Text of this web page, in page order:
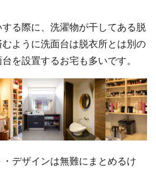
る際に、洗濯物が干してある脱
ように洗面台は脱衣所とは別の
を設置するお宅も多いです。
デザインは無難にまとめるけ